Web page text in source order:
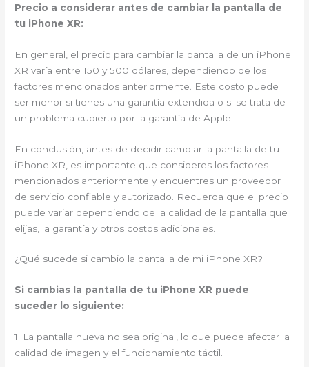
Precio a considerar antes de cambiar la pantalla de
tu iPhone XR:
En general, el precio para cambiar la pantalla de un iPhone
XR varía entre 150 y 500 dólares, dependiendo de los
factores mencionados anteriormente. Este costo puede
ser menor si tienes una garantía extendida o si se trata de
un problema cubierto por la garantía de Apple.
En conclusión, antes de decidir cambiar la pantalla de tu
iPhone XR, es importante que consideres los factores
mencionados anteriormente y encuentres un proveedor
de servicio confiable y autorizado. Recuerda que el precio
puede variar dependiendo de la calidad de la pantalla que
elijas, la garantía y otros costos adicionales.
¿Qué sucede si cambio la pantalla de mi iPhone XR?
Si cambias la pantalla de tu iPhone XR puede
suceder lo siguiente:
1. La pantalla nueva no sea original, lo que puede afectar la
calidad de imagen y el funcionamiento táctil.